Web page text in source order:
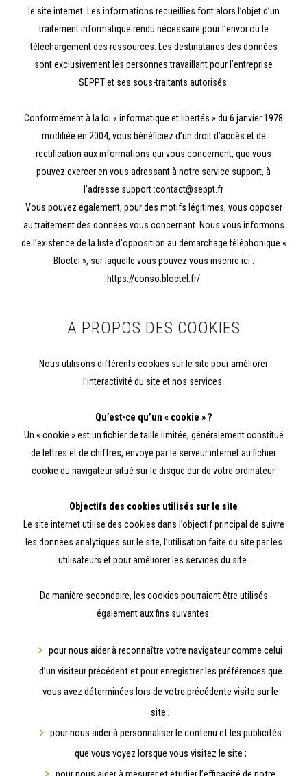
le site internet. Les informations recueillies font alors l’objet d’un
traitement informatique rendu nécessaire pour l’envoi ou le
téléchargement des ressources. Les destinataires des données
sont exclusivement les personnes travaillant pour l’entreprise
SEPPT et ses sous-traitants autorisés.
Conformément à la loi « informatique et libertés » du 6 janvier 1978
modifiée en 2004, vous bénéficiez d’un droit d’accès et de
rectification aux informations qui vous concernent, que vous
pouvez exercer en vous adressant à notre service support, à
l’adresse support :contact@seppt.fr
Vous pouvez également, pour des motifs légitimes, vous opposer
au traitement des données vous concernant. Nous vous informons
de l’existence de la liste d'opposition au démarchage téléphonique «
Bloctel », sur laquelle vous pouvez vous inscrire ici :
https://conso.bloctel.fr/
A PROPOS DES COOKIES
Nous utilisons différents cookies sur le site pour améliorer
l’interactivité du site et nos services.
Qu’est-ce qu’un « cookie » ?
Un « cookie » est un fichier de taille limitée, généralement constitué
de lettres et de chiffres, envoyé par le serveur internet au fichier
cookie du navigateur situé sur le disque dur de votre ordinateur.
Objectifs des cookies utilisés sur le site
Le site internet utilise des cookies dans l’objectif principal de suivre
les données analytiques sur le site, l’utilisation faite du site par les
utilisateurs et pour améliorer les services du site.
De manière secondaire, les cookies pourraient être utilisés
également aux fins suivantes:
pour nous aider à reconnaître votre navigateur comme celui
d’un visiteur précédent et pour enregistrer les préférences que
vous avez déterminées lors de votre précédente visite sur le
site ;
pour nous aider à personnaliser le contenu et les publicités
que vous voyez lorsque vous visitez le site ;